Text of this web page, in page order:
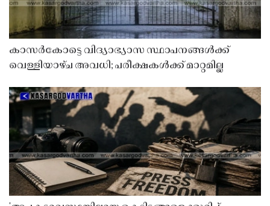
കാസർകോട്ടെ വിദ്യാഭ്യാസ സ്ഥാപനങ്ങൾക്ക്
വെള്ളിയാഴ്ച അവധി; പരീക്ഷകൾക്ക് മാറ്റമില്ല